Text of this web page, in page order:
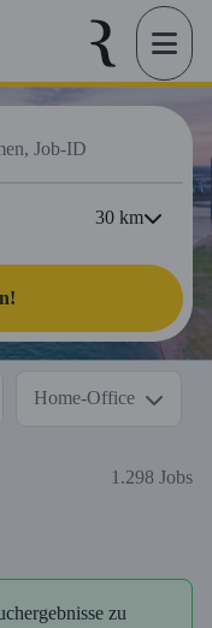
30 km
Home-Office
1.298 Jobs
zu